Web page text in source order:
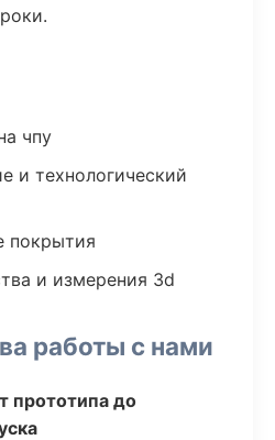
чпу
и технологический
покрытия
и измерения 3d
работы с нами
прототипа до